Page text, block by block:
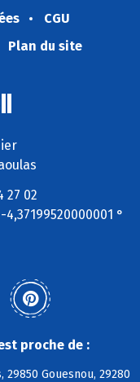
CGU
Plan du site
27 02
4,37199520000001 °
proche de :
29850 Gouesnou, 29280